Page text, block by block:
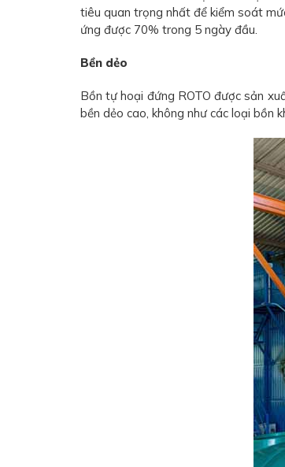
tiêu quan trọng nhất để kiểm soát
ứng được 70% trong 5 ngày đầu.
Bền dẻo
Bồn tự hoại đứng ROTO được sản
bền dẻo cao, không như các loại bồn